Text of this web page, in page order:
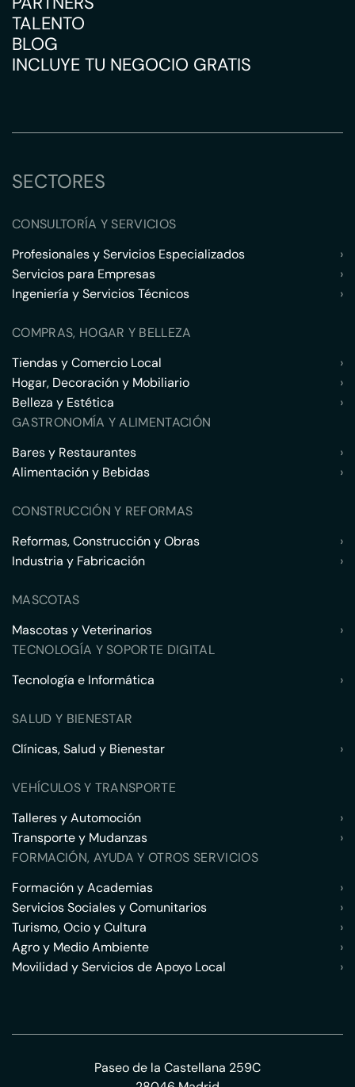
TALENTO
BLOG
INCLUYE TU NEGOCIO GRATIS
SECTORES
CONSULTORÍA Y SERVICIOS
Profesionales y Servicios Especializados
›
Servicios para Empresas
›
Ingeniería y Servicios Técnicos
›
COMPRAS, HOGAR Y BELLEZA
Tiendas y Comercio Local
›
Hogar, Decoración y Mobiliario
›
Belleza y Estética
›
GASTRONOMÍA Y ALIMENTACIÓN
Bares y Restaurantes
›
Alimentación y Bebidas
›
CONSTRUCCIÓN Y REFORMAS
Reformas, Construcción y Obras
›
Industria y Fabricación
›
MASCOTAS
Mascotas y Veterinarios
›
TECNOLOGÍA Y SOPORTE DIGITAL
Tecnología e Informática
›
SALUD Y BIENESTAR
Clínicas, Salud y Bienestar
›
VEHÍCULOS Y TRANSPORTE
Talleres y Automoción
›
Transporte y Mudanzas
›
FORMACIÓN, AYUDA Y OTROS SERVICIOS
Formación y Academias
›
Servicios Sociales y Comunitarios
›
Turismo, Ocio y Cultura
›
Agro y Medio Ambiente
›
Movilidad y Servicios de Apoyo Local
›
Paseo de la Castellana 259C